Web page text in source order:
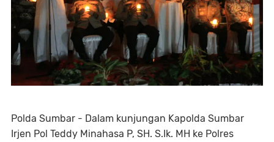
Polda Sumbar - Dalam kunjungan Kapolda Sumbar
Irjen Pol Teddy Minahasa P, SH. S.Ik. MH ke Polres